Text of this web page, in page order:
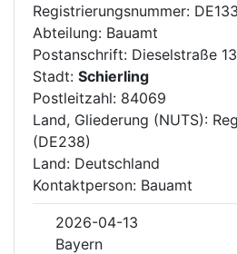
Registrierungsnummer:
Abteilung: Bauamt
Postanschrift: Dieselstraße 13
Stadt: Schierling
Postleitzahl: 84069
Land, Gliederung (NUTS):
(DE238)
Land: Deutschland
Kontaktperson: Bauamt
2026-04-13
Bayern